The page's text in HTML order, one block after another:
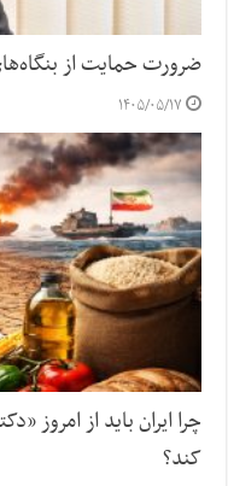
ضرورت حمایت از
۱۴۰۵/۰۵/۱۷
چرا ایران باید از امروز
کند؟